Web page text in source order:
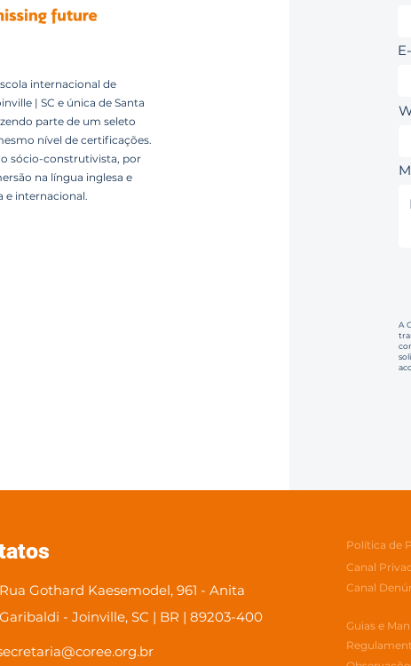
internacional de
| SC e única de Santa
parte de um seleto
nível de certificações.
sócio-construtivista, por
na língua inglesa e
e internacional.
A
Rua Gothard Kaesemodel, 961 - Anita
Garibaldi - Joinville, SC | BR | 89203-400
Política de
Canal
Canal
Guias e